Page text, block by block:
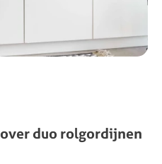
over duo rolgordijnen